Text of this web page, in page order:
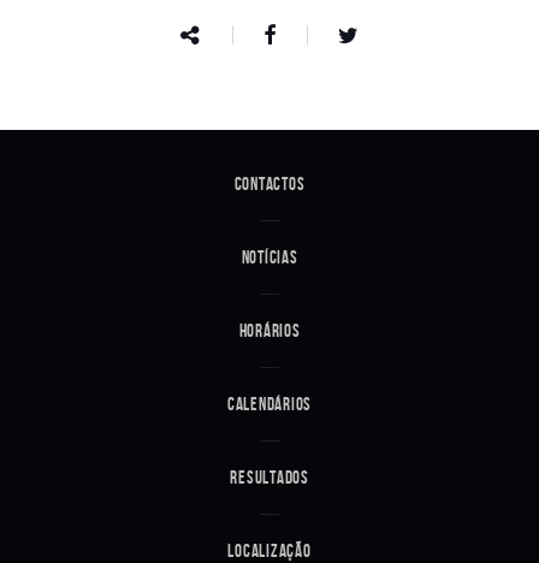
Contactos
Notícias
Horários
Calendários
Resultados
Localização